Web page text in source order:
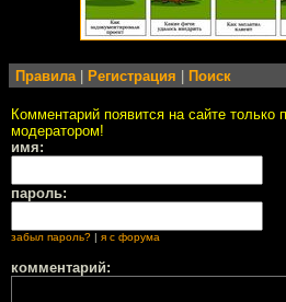
Правила Регистрация Поиск
Комментарий появится на сайте только
модератором!
имя:
пароль:
забыл пароль? | я с форума
комментарий: